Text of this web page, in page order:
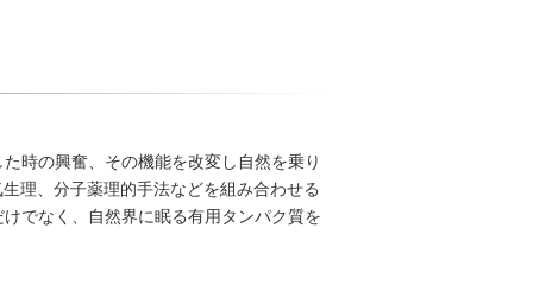
時の興奮、その機能を改変し自然を乗り
理、分子薬理的手法などを組み合わせる
でなく、自然界に眠る有用タンパク質を